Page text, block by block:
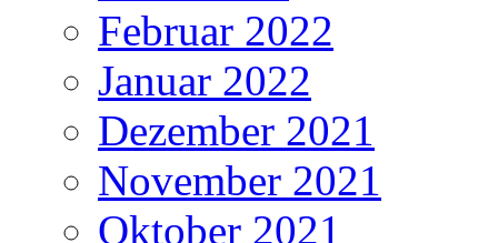
Februar 2022
Januar 2022
Dezember 2021
November 2021
Oktober 2021